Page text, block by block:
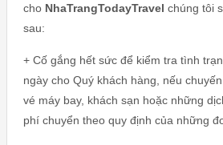
cho NhaTrangTodayTravel chúng tôi
sau:
+ Cố gắng hết sức để kiểm tra tình
ngày cho Quý khách hàng, nếu
vé máy bay, khách sạn hoặc những
phí chuyển theo quy định của những